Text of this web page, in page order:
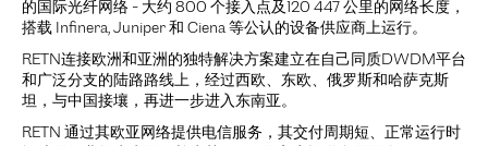
的国际光纤网络 - 大约 800 个接入点及120 447 公里的网络长度，
搭载 Infinera, Juniper 和 Ciena 等公认的设备供应商上运行。
RETN连接欧洲和亚洲的独特解决方案建立在自己同质DWDM平台
和广泛分支的陆路路线上，经过西欧、东欧、俄罗斯和哈萨克斯
坦，与中国接壤，再进一步进入东南亚。
RETN 通过其欧亚网络提供电信服务，其交付周期短、正常运行时